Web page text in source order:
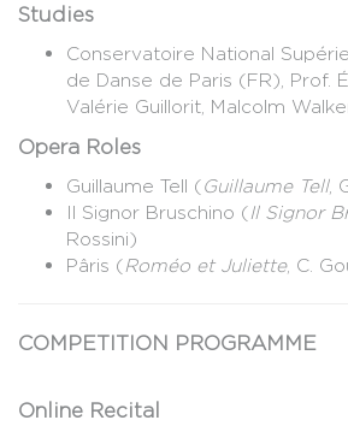
Studies
Conservatoire National
de Danse de Paris (FR), Prof.
Valérie Guillorit, Malcolm
Opera Roles
Guillaume Tell (Guillaume Tell,
Il Signor Bruschino (Il Signor
Rossini)
Pâris (Roméo et Juliette, C.
COMPETITION PROGRAMME
Online Recital